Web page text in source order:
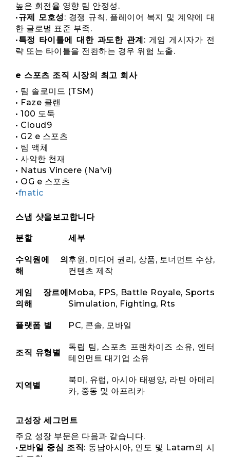
높은 회전율 영향 팀 안정성.
•규제 모호성: 경쟁 규칙, 플레이어 복지 및 계약에 대
한 글로벌 표준 부족.
•특정 타이틀에 대한 과도한 관계 : 게임 게시자가 전
략 또는 타이틀을 전환하는 경우 위험 노출.
e 스포츠 조직 시장의 최고 회사
• 팀 솔로미드 (TSM)
• Faze 클랜
• 100 도둑
• Cloud9
• G2 e 스포츠
• 팀 액체
• 사악한 천재
• Natus Vincere (Na'vi)
• OG e 스포츠
•fnatic
스냅 샷을보고합니다
분할 세부
수익원에 의
해
후원, 미디어 권리, 상품, 토너먼트 수상,
컨텐츠 제작
게임 장르에
의해
Moba, FPS, Battle Royale, Sports
Simulation, Fighting, Rts
플랫폼 별 PC, 콘솔, 모바일
조직 유형별
독립 팀, 스포츠 프랜차이즈 소유, 엔터
테인먼트 대기업 소유
지역별
북미, 유럽, 아시아 태평양, 라틴 아메리
카, 중동 및 아프리카
고성장 세그먼트
주요 성장 부문은 다음과 같습니다.
•모바일 중심 조직: 동남아시아, 인도 및 Latam의 시